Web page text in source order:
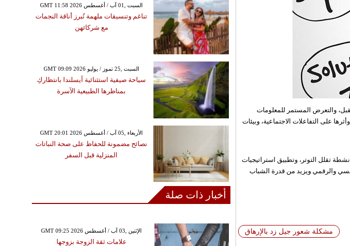
والتعرض المستمر للمعلومات
على التفاعلات الاجتماعية، وبيئات
تقلل التوتر، وتطبيق استراتيجيات
والرقمي ويزيد من قدرة الشباب
مشكلة شعور جيل زد بالإرهاق
GMT 11:58 2026 السبت ,01 آب / أغسطس
تناغم وتنسيقات ملهمة تُبرز أناقة النجمات
مع شركائهن
GMT 09:09 2026 السبت ,25 تموز / يوليو
سياحة صيفية استثنائية آيسلندا بانتظاركِ
بمناظرها الطبيعية الآسرة
GMT 20:01 2026 الأربعاء ,05 آب / أغسطس
نصائح مضمونة للحفاظ على صحة النباتات
المنزلية قبل السفر
أخبار ذات صلة
GMT 09:25 2026 الإثنين ,03 آب / أغسطس
علامات ثقة الزوجة بزوجها